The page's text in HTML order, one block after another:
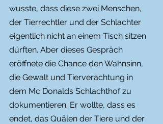
wusste, dass diese zwei Menschen,
der Tierrechtler und der Schlachter
eigentlich nicht an einem Tisch sitzen
dürften. Aber dieses Gespräch
eröffnete die Chance den Wahnsinn,
die Gewalt und Tierverachtung in
dem Mc Donalds Schlachthof zu
dokumentieren. Er wollte, dass es
endet, das Quälen der Tiere und der